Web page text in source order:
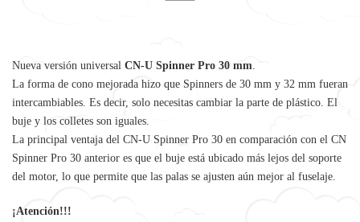
Nueva versión universal CN-U Spinner Pro 30 mm.
La forma de cono mejorada hizo que Spinners de 30 mm y 32 mm fueran
intercambiables. Es decir, solo necesitas cambiar la parte de plástico. El
buje y los colletes son iguales.
La principal ventaja del CN-U Spinner Pro 30 en comparación con el CN
Spinner Pro 30 anterior es que el buje está ubicado más lejos del soporte
del motor, lo que permite que las palas se ajusten aún mejor al fuselaje.
¡Atención!!!